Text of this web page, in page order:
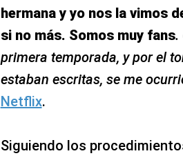
hermana y yo nos la vimos
si no más. Somos muy fans.
primera temporada, y por el
estaban escritas, se me
Netflix.
Siguiendo los